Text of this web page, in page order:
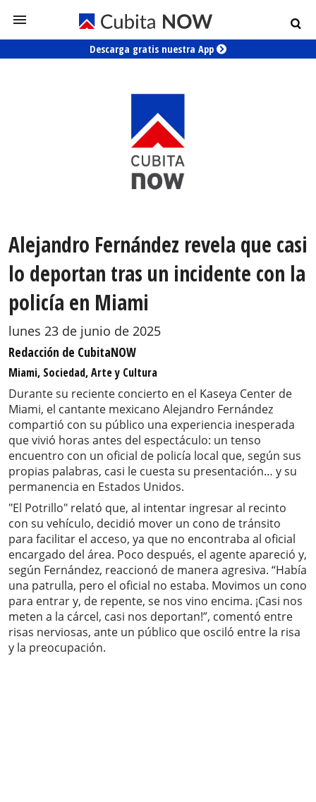
Descarga gratis nuestra App
Alejandro Fernández revela que casi
lo deportan tras un incidente con la
policía en Miami
lunes 23 de junio de 2025
Redacción de CubitaNOW
Miami, Sociedad, Arte y Cultura
Durante su reciente concierto en el Kaseya Center de
Miami, el cantante mexicano Alejandro Fernández
compartió con su público una experiencia inesperada
que vivió horas antes del espectáculo: un tenso
encuentro con un oficial de policía local que, según sus
propias palabras, casi le cuesta su presentación… y su
permanencia en Estados Unidos.
"El Potrillo" relató que, al intentar ingresar al recinto
con su vehículo, decidió mover un cono de tránsito
para facilitar el acceso, ya que no encontraba al oficial
encargado del área. Poco después, el agente apareció y,
según Fernández, reaccionó de manera agresiva. “Había
una patrulla, pero el oficial no estaba. Movimos un cono
para entrar y, de repente, se nos vino encima. ¡Casi nos
meten a la cárcel, casi nos deportan!”, comentó entre
risas nerviosas, ante un público que osciló entre la risa
y la preocupación.